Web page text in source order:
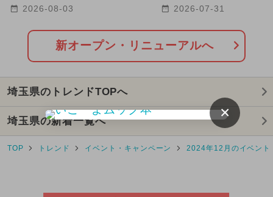
2026年8月のイベント
2025年10月のイベント
2025年8月のイベント
2025年9月のイベント
2026年3月のイベント
玉に8/12グランドオープン決
2026-08-03
越に 関東初の「
2026-07-31
新オープン・リニューアルへ
埼玉県のトレンドTOPへ
埼玉県の新着一覧へ
TOP トレンド イベント・キャンペーン 2024年12月のイベント
×